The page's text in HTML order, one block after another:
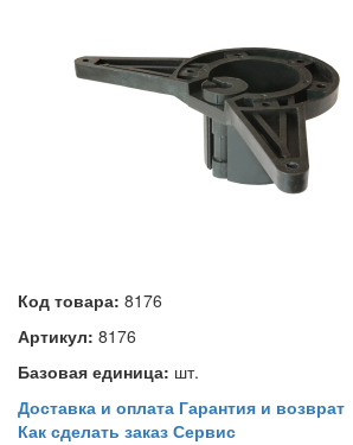
Код товара: 8176
Артикул: 8176
Базовая единица: шт.
Доставка и оплата Гарантия и возврат
Как сделать заказ Сервис